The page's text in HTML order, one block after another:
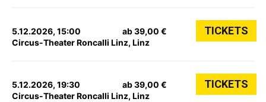
5.12.2026, 15:00
Circus-Theater Roncalli Linz, Linz
ab 39,00 € TICKETS
5.12.2026, 19:30
Circus-Theater Roncalli Linz, Linz
ab 39,00 € TICKETS